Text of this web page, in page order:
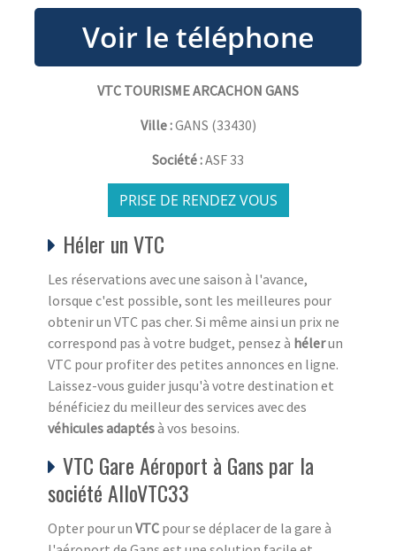
VTC TOURISME ARCACHON GANS
Ville :GANS (33430)
Société :ASF 33
PRISE DE RENDEZ VOUS
Héler un VTC
Les réservations avec une saison à l'avance,
lorsque c'est possible, sont les meilleures pour
obtenir un VTC pas cher. Si même ainsi un prix ne
correspond pas à votre budget, pensez à hélerun
VTC pour profiter des petites annonces en ligne.
Laissez-vous guider jusqu'à votre destination et
bénéficiez du meilleur des services avec des
véhicules adaptésà vos besoins.
VTC Gare Aéroport à Gans par la
société AlloVTC33
Opter pour un VTC pour se déplacer de la gare à